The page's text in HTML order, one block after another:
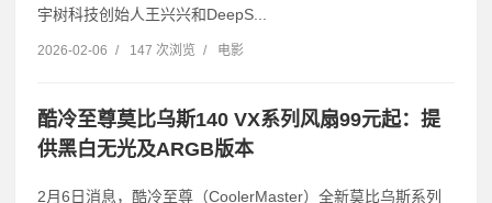
宇树科技创始人王兴兴和DeepS...
2026-02-06 / 147 次浏览 / 电影
酷冷至尊莫比乌斯140 VX系列风扇99元起：提
供黑白无光及ARGB版本
2月6日消息，酷冷至尊（CoolerMaster）全新莫比乌斯系列